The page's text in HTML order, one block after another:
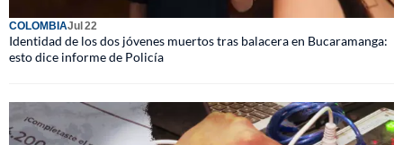
COLOMBIAJul 22
Identidad de los dos jóvenes muertos tras balacera en Bucaramanga:
esto dice informe de Policía